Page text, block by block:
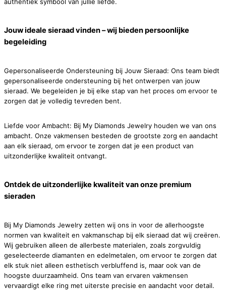
authentiek symbool van jullie liefde.
Jouw ideale sieraad vinden – wij bieden persoonlijke
begeleiding
Gepersonaliseerde Ondersteuning bij Jouw Sieraad: Ons team biedt
gepersonaliseerde ondersteuning bij het ontwerpen van jouw
sieraad. We begeleiden je bij elke stap van het proces om ervoor te
zorgen dat je volledig tevreden bent.
Liefde voor Ambacht: Bij My Diamonds Jewelry houden we van ons
ambacht. Onze vakmensen besteden de grootste zorg en aandacht
aan elk sieraad, om ervoor te zorgen dat je een product van
uitzonderlijke kwaliteit ontvangt.
Ontdek de uitzonderlijke kwaliteit van onze premium
sieraden
Bij My Diamonds Jewelry zetten wij ons in voor de allerhoogste
normen van kwaliteit en vakmanschap bij elk sieraad dat wij creëren.
Wij gebruiken alleen de allerbeste materialen, zoals zorgvuldig
geselecteerde diamanten en edelmetalen, om ervoor te zorgen dat
elk stuk niet alleen esthetisch verbluffend is, maar ook van de
hoogste duurzaamheid. Ons team van ervaren vakmensen
vervaardigt elke ring met uiterste precisie en aandacht voor detail.